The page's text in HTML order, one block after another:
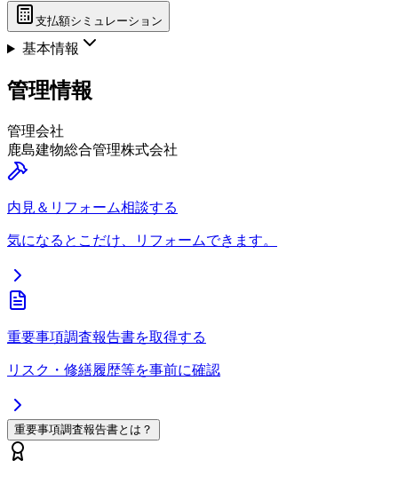
支払額シミュレーション
基本情報
管理情報
管理会社
鹿島建物総合管理株式会社
内見＆リフォーム相談する
気になるとこだけ、リフォームできます。
重要事項調査報告書を取得する
リスク・修繕履歴等を事前に確認
重要事項調査報告書とは？